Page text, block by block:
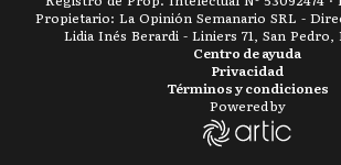
Propietario: La Opinión Semanario SRL -
Lidia Inés Berardi - Liniers 71, San Pedro,
Términos y condiciones
Privacidad
Centro de ayuda
Powered by